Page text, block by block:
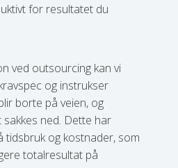
for resultatet du
ved outsourcing kan vi
og instrukser
borte på veien, og
ned. Dette har
tidsbruk og kostnader, som
totalresultat på